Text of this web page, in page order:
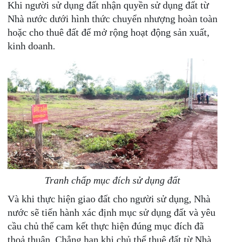
Khi người sử dụng đất nhận quyền sử dụng đất từ
Nhà nước dưới hình thức chuyển nhượng hoàn toàn
hoặc cho thuê đất để mở rộng hoạt động sản xuất,
kinh doanh.
Tranh chấp mục đích sử dụng đất
Và khi thực hiện giao đất cho người sử dụng, Nhà
nước sẽ tiến hành xác định mục sử dụng đất và yêu
cầu chủ thể cam kết thực hiện đúng mục đích đã
thoả thuận. Chẳng hạn khi chủ thể thuê đất từ Nhà